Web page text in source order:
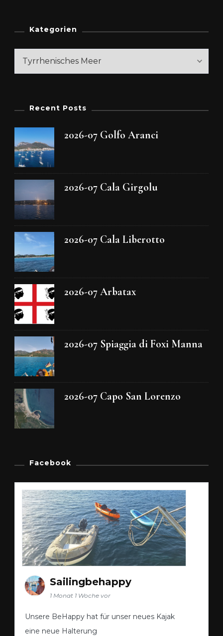
Kategorien
Kategorien
Recent Posts
2026-07 Golfo Aranci
2026-07 Cala Girgolu
2026-07 Cala Liberotto
2026-07 Arbatax
2026-07 Spiaggia di Foxi Manna
2026-07 Capo San Lorenzo
Facebook
Sailingbehappy
1 Monat 1 Woche vor
Unsere BeHappy hat für unser neues Kajak
eine neue Halterung